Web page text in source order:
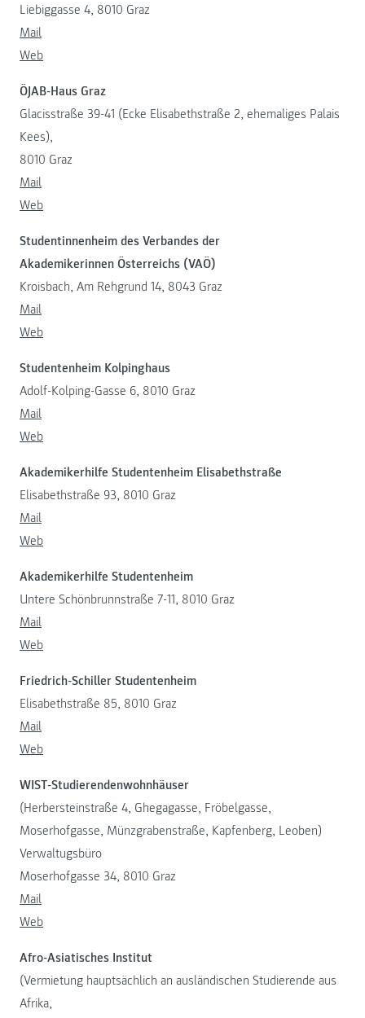
Liebiggasse 4, 8010 Graz
Mail
Web
ÖJAB-Haus Graz
Glacisstraße 39-41 (Ecke Elisabethstraße 2, ehemaliges Palais
Kees),
8010 Graz
Mail
Web
Studentinnenheim des Verbandes der
Akademikerinnen Österreichs (VAÖ)
Kroisbach, Am Rehgrund 14, 8043 Graz
Mail
Web
Studentenheim Kolpinghaus
Adolf-Kolping-Gasse 6, 8010 Graz
Mail
Web
Akademikerhilfe Studentenheim Elisabethstraße
Elisabethstraße 93, 8010 Graz
Mail
Web
Akademikerhilfe Studentenheim
Untere Schönbrunnstraße 7-11, 8010 Graz
Mail
Web
Friedrich-Schiller Studentenheim
Elisabethstraße 85, 8010 Graz
Mail
Web
WIST-Studierendenwohnhäuser
(Herbersteinstraße 4, Ghegagasse, Fröbelgasse,
Moserhofgasse, Münzgrabenstraße, Kapfenberg, Leoben)
Verwaltugsbüro
Moserhofgasse 34, 8010 Graz
Mail
Web
Afro-Asiatisches Institut
(Vermietung hauptsächlich an ausländischen Studierende aus
Afrika,